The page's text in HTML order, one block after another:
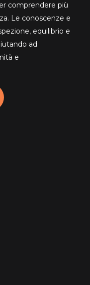
comprendere più
Le conoscenze e
equilibrio e
ad
e